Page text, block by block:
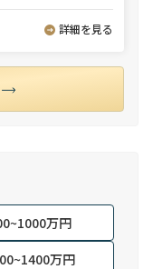
詳細を見る
万円
万円